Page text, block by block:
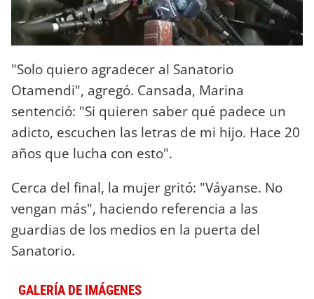
"Solo quiero agradecer al Sanatorio
Otamendi", agregó. Cansada, Marina
sentenció: "Si quieren saber qué padece un
adicto, escuchen las letras de mi hijo. Hace 20
años que lucha con esto".
Cerca del final, la mujer gritó: "Váyanse. No
vengan más", haciendo referencia a las
guardias de los medios en la puerta del
Sanatorio.
GALERÍA DE IMÁGENES